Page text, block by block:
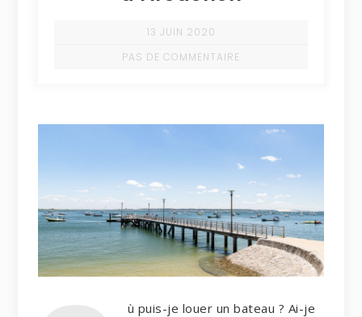
13 JUIN 2020
PAS DE COMMENTAIRE
ù puis-je louer un bateau ? Ai-je